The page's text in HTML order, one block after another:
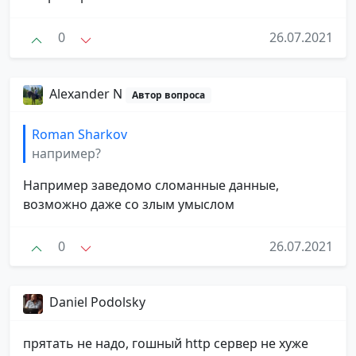
0 26.07.2021
Alexander N Автор вопроса
Roman Sharkov
например?
Например заведомо сломанные данные,
возможно даже со злым умыслом
0 26.07.2021
Daniel Podolsky
прятать не надо, гошный http сервер не хуже